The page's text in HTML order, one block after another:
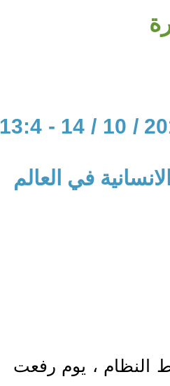
الحوار المتمدن-العدد: 5314 - 2016 / 10 / 14 - 13:4
في العالم
النظام ، يوم رفعت